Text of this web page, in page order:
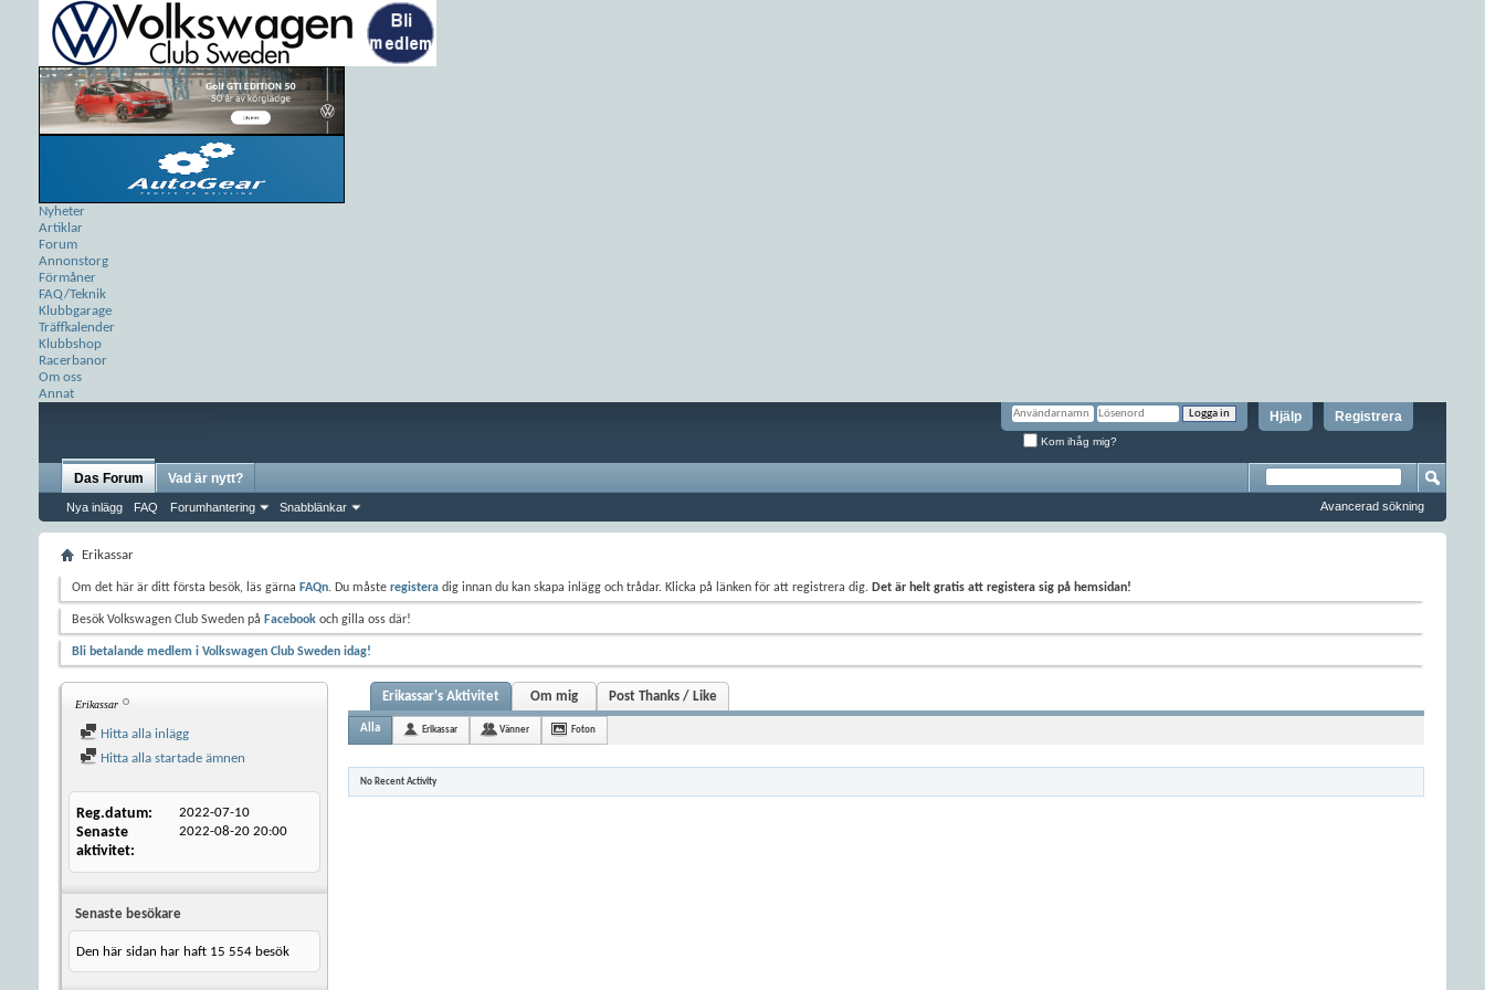
Nyheter
Artiklar
Forum
Annonstorg
Förmåner
FAQ/Teknik
Klubbgarage
Träffkalender
Klubbshop
Racerbanor
Om oss
Annat
Registrera
Hjälp
Kom ihåg mig?
Das Forum
Nya inlägg FAQ Forumhantering Snabblänkar
Vad är nytt?
Avancerad sökning
Erikassar
Om det här är ditt första besök, läs gärna FAQn. Du måste registera dig innan du kan skapa inlägg och trådar. Klicka på länken för att registrera dig. Det är helt gratis att registera sig på hemsidan!
Besök Volkswagen Club Sweden på Facebook och gilla oss där!
Bli betalande medlem i Volkswagen Club Sweden idag!
Erikassar
Hitta alla inlägg
Hitta alla startade ämnen
Reg.datum 2022-07-10
Senaste
aktivitet
2022-08-20 20:00
Senaste besökare
Den här sidan har haft 15 554 besök
Erikassar's Aktivitet Om mig Post Thanks / Like
Alla Erikassar Vänner Foton
No Recent Activity